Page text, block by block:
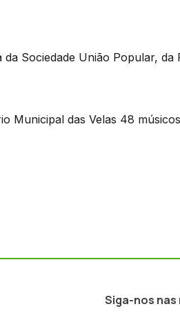
Sociedade União Popular,
Municipal das Velas 48
Siga-nos